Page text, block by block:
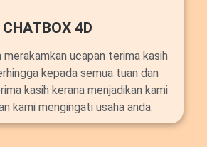
CHATBOX 4D
merakamkan ucapan terima kasih
kepada semua tuan dan
kasih kerana menjadikan kami
kami mengingati usaha anda.